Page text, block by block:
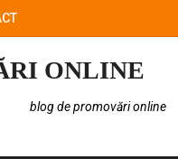
ONLINE
blog de promovări online